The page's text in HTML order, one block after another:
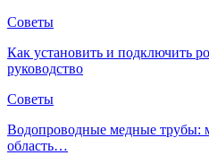
Советы
Как установить и подключить
руководство
Советы
Водопроводные медные трубы:
область…